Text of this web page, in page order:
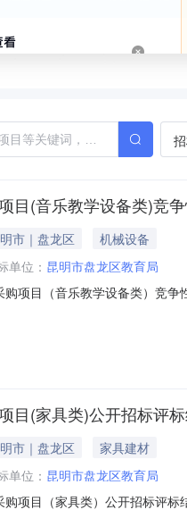
目(音乐教学设备类)竞
市｜盘龙区
机械设备
单位： 昆明市盘龙区教育局
项目（音乐教学设备类）竞
判、询价）时间2014年8月
目(家具类)公开招标评
市｜盘龙区
家具建材
单位： 昆明市盘龙区教育局
项目（家具类）公开招标评